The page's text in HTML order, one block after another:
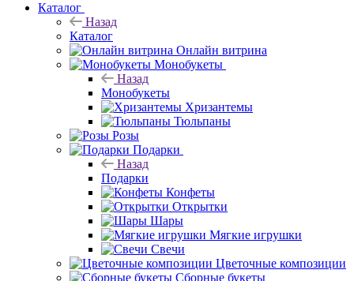
Каталог
Назад
Каталог
Онлайн витрина
Монобукеты
Назад
Монобукеты
Хризантемы
Тюльпаны
Розы
Подарки
Назад
Подарки
Конфеты
Открытки
Шары
Мягкие игрушки
Свечи
Цветочные композиции
Сборные букеты